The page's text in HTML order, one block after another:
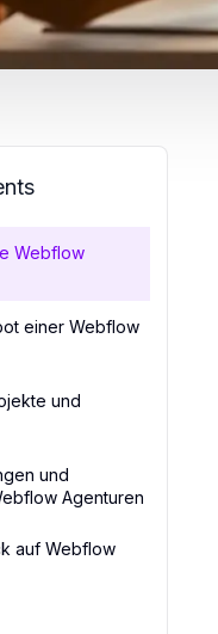
Webflow
einer Webflow
und
und
Agenturen
auf Webflow